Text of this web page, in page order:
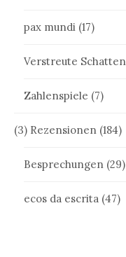
pax mundi (17)
Verstreute Schatten
Zahlenspiele (7)
(3) Rezensionen (184)
Besprechungen (29)
ecos da escrita (47)